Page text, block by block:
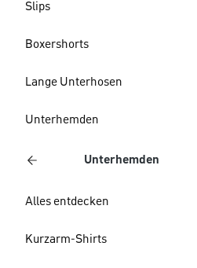
Slips
Boxershorts
Lange Unterhosen
Unterhemden
Unterhemden
Alles entdecken
Kurzarm-Shirts